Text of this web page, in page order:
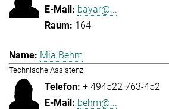
bayar@...
164
Mia Behm
Technische Assistenz
+ 494522 763-452
behm@...